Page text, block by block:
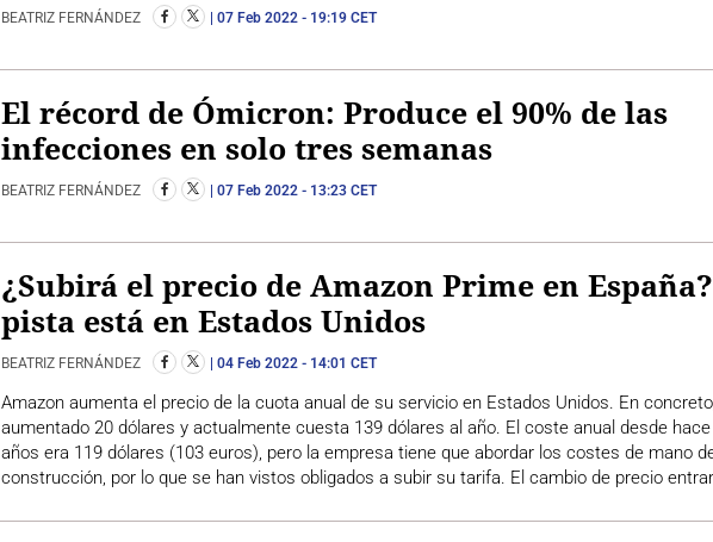
BEATRIZ FERNÁNDEZ 07 Feb 2022 - 19:19 CET
El récord de Ómicron: Produce el 90% de las
infecciones en solo tres semanas
BEATRIZ FERNÁNDEZ 07 Feb 2022 - 13:23 CET
¿Subirá el precio de Amazon Prime en
pista está en Estados Unidos
BEATRIZ FERNÁNDEZ 04 Feb 2022 - 14:01 CET
Amazon aumenta el precio de la cuota anual de su servicio en Estados Unidos. En
aumentado 20 dólares y actualmente cuesta 139 dólares al año. El coste anual desde
años era 119 dólares (103 euros), pero la empresa tiene que abordar los costes de mano
construcción, por lo que se han vistos obligados a subir su tarifa. El cambio de precio